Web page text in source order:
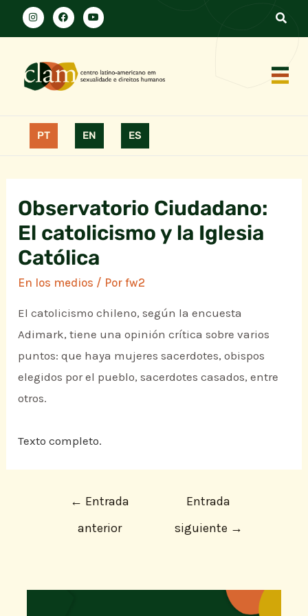
PT EN ES
Observatorio Ciudadano:
El catolicismo y la Iglesia
Católica
En los medios / Porfw2
El catolicismo chileno, según la encuesta
Adimark, tiene una opinión crítica sobre varios
puntos: que haya mujeres sacerdotes, obispos
elegidos por el pueblo, sacerdotes casados, entre
otros.
Texto completo.
← Entrada
anterior
Entrada
siguiente →